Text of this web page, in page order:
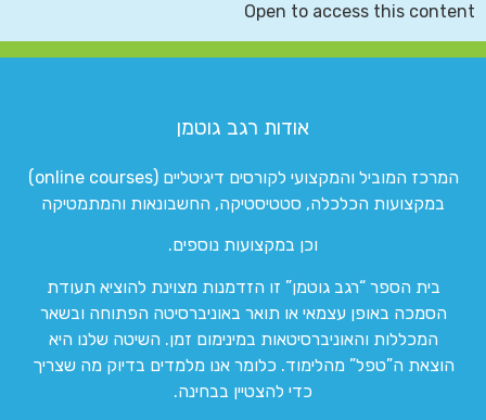
Open to access this content
אודות רגב גוטמן
המרכז המוביל והמקצועי לקורסים דיגיטליים (online courses)
במקצועות הכלכלה, סטטיסטיקה, החשבונאות והמתמטיקה
וכן במקצועות נוספים.
בית הספר “רגב גוטמן” זו הזדמנות מצוינת להוציא תעודת
הסמכה באופן עצמאי או תואר באוניברסיטה הפתוחה ובשאר
המכללות והאוניברסיטאות במינימום זמן. השיטה שלנו היא
הוצאת ה”טפל” מהלימוד. כלומר אנו מלמדים בדיוק מה שצריך
כדי להצטיין בבחינה.